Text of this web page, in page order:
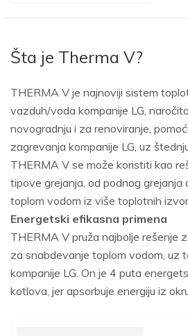
Šta je Therma V?
THERMA V je najnoviji sistem
vazduh/voda kompanije LG,
novogradnju i za renoviranje,
zagrevanja kompanije LG, uz
THERMA V se može koristiti kao
tipove grejanja, od podnog grejanja
toplom vodom iz više toplotnih
Energetski efikasna primena
THERMA V pruža najbolje rešenje
za snabdevanje toplom vodom, uz
kompanije LG. On je 4 puta
kotlova, jer apsorbuje energiju iz